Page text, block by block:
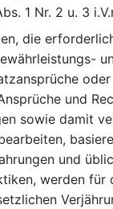
1 Nr. 2 u. 3
die
und
sowie damit
und
werden für